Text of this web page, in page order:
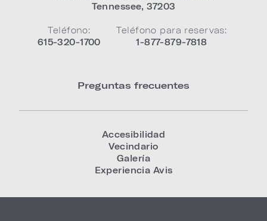
Tennessee,37203
Teléfono:
615-320-1700
Teléfono para reservas:
1-877-879-7818
Preguntas frecuentes
Accesibilidad
Vecindario
Galería
Experiencia Avis